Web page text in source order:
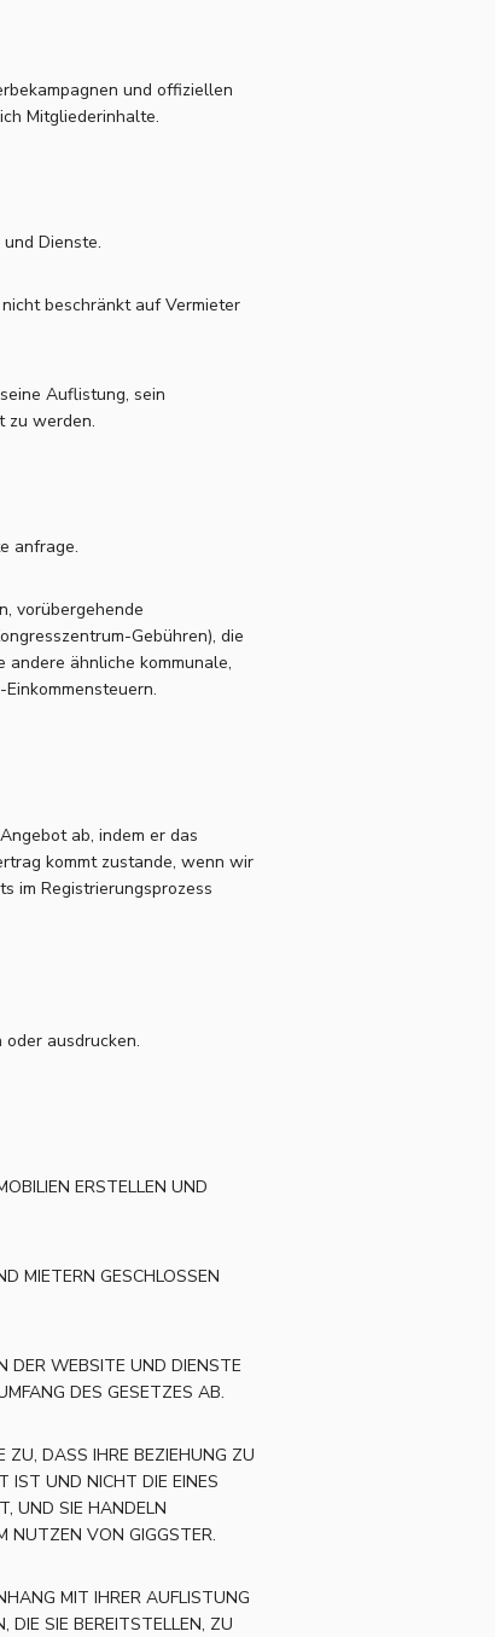
und offiziellen
Mitgliederinhalte.
Dienste.
beschränkt auf Vermieter
Auflistung, sein
zu werden.
anfrage.
vorübergehende
Gebühren), die
ähnliche kommunale,
ab, indem er das
kommt zustande, wenn wir
im Registrierungsprozess
ausdrucken.
ERSTELLEN UND
MIETERN GESCHLOSSEN
DER WEBSITE UND DIENSTE
DES GESETZES AB.
ZU, DASS IHRE BEZIEHUNG ZU
IST UND NICHT DIE EINES
UND SIE HANDELN
NUTZEN VON GIGGSTER.
MIT IHRER AUFLISTUNG
DIE SIE BEREITSTELLEN, ZU